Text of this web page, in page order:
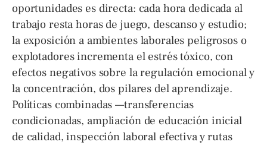
oportunidades es directa: cada hora dedicada al
trabajo resta horas de juego, descanso y estudio;
la exposición a ambientes laborales peligrosos o
explotadores incrementa el estrés tóxico, con
efectos negativos sobre la regulación emocional y
la concentración, dos pilares del aprendizaje.
Políticas combinadas —transferencias
condicionadas, ampliación de educación inicial
de calidad, inspección laboral efectiva y rutas